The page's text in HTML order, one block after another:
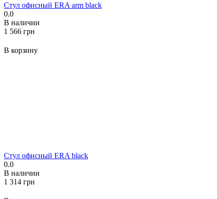
Стул офисный ERA arm black
0.0
В наличии
‍1 566‍ грн
В корзину
Стул офисный ERA black
0.0
В наличии
‍1 314‍ грн